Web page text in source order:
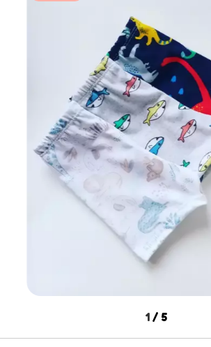
1 / 5